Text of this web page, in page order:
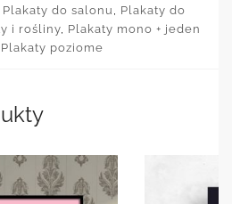
Plakaty do salonu , Plakaty do
i rośliny, Plakaty mono + jeden
Plakaty poziome